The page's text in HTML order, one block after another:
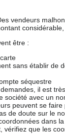
vendeurs
être :
sans établir de
séquestre
il est
société avec un
peuvent se
de doute sur le
dans
vérifiez que les